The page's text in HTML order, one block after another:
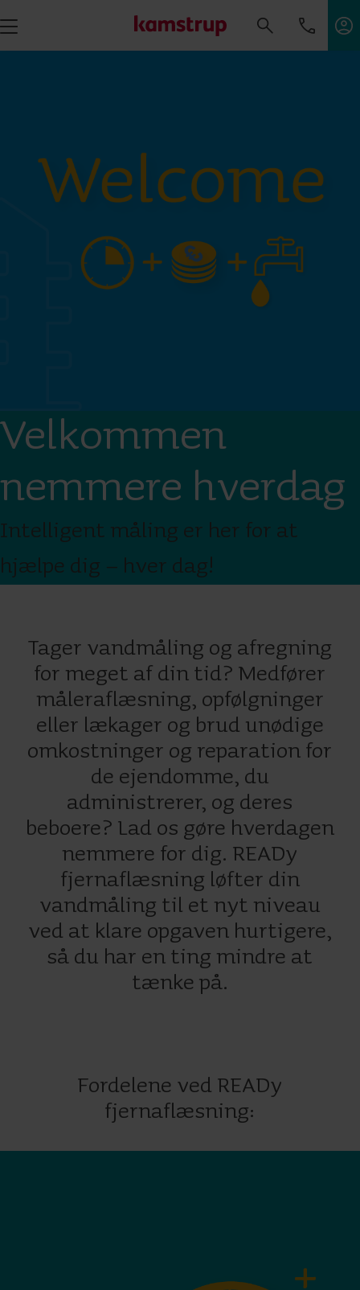
Velkommen
nemmere hverdag
Intelligent måling er her for at
hjælpe dig – hver dag!
Tager vandmåling og afregning
for meget af din tid? Medfører
måleraflæsning, opfølgninger
eller lækager og brud unødige
omkostninger og reparation for
de ejendomme, du
administrerer, og deres
beboere? Lad os gøre hverdagen
nemmere for dig. READy
fjernaflæsning løfter din
vandmåling til et nyt niveau
ved at klare opgaven hurtigere,
så du har en ting mindre at
tænke på.
Fordelene ved READy
fjernaflæsning: